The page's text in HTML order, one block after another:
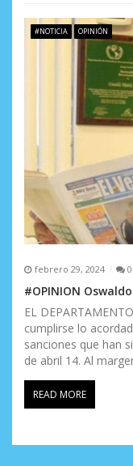
#NOTICIA OPINIÓN
febrero 29, 2024 0
#OPINION
EL
cumplirse lo
sanciones que han
de abril 14. Al
READ MORE